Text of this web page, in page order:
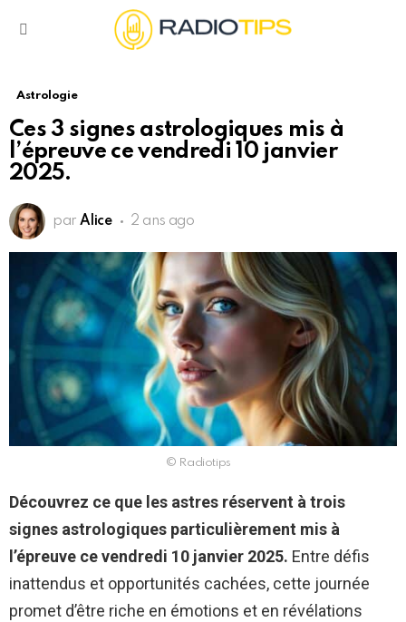
Astrologie
Ces 3 signes astrologiques mis à
l’épreuve ce vendredi 10 janvier
2025.
par Alice 2 ans ago
© Radiotips
Découvrez ce que les astres réservent à trois
signes astrologiques particulièrement mis à
l’épreuve ce vendredi 10 janvier 2025. Entre défis
inattendus et opportunités cachées, cette journée
promet d’être riche en émotions et en révélations